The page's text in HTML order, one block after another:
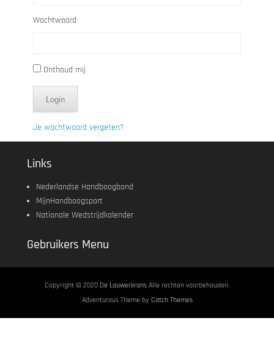
Wachtwoord
Onthoud mij
Login
Je wachtwoord vergeten?
Links
Nederlandse Handboogbond
MijnHandboogsport
Nationale Wedstrijdkalender
Gebruikers Menu
Copyright © 2020 De Lauwerkrans Alle rechten voorbehouden.
Adventurous Theme by Catch Themes